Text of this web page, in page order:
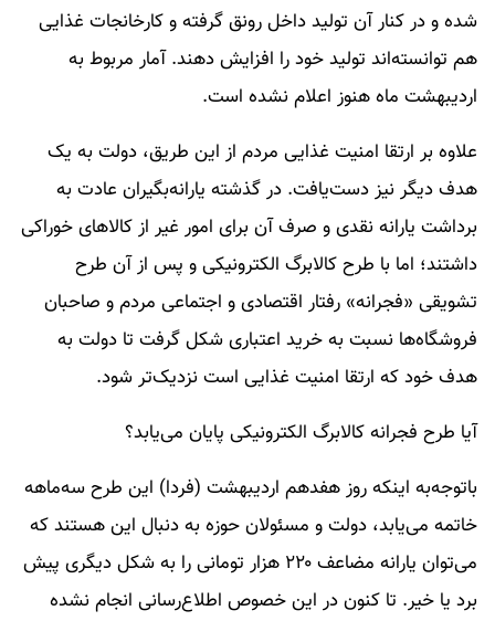
شده و در کنار آن تولید داخل رونق گرفته و کارخانجات غذایی
هم توانسته‌اند تولید خود را افزایش دهند. آمار مربوط به
اردیبهشت ماه هنوز اعلام نشده است.
علاوه بر ارتقا امنیت غذایی مردم از این طریق، دولت به یک
هدف دیگر نیز دست‌یافت. در گذشته یارانه‌بگیران عادت به
برداشت یارانه نقدی و صرف آن برای امور غیر از کالاهای خوراکی
داشتند؛ اما با طرح کالابرگ الکترونیکی و پس از آن طرح
تشویقی «فجرانه» رفتار اقتصادی و اجتماعی مردم و صاحبان
فروشگاه‌ها نسبت به خرید اعتباری شکل گرفت تا دولت به
هدف خود که ارتقا امنیت غذایی است نزدیک‌تر شود.
آیا طرح فجرانه کالابرگ الکترونیکی پایان می‌یابد؟
باتوجه‌به اینکه روز هفدهم اردیبهشت (فردا) این طرح سه‌ماهه
خاتمه می‌یابد، دولت و مسئولان حوزه به دنبال این هستند که
می‌توان یارانه مضاعف ۲۲۰ هزار تومانی را به شکل دیگری پیش
برد یا خیر. تا کنون در این خصوص اطلاع‌رسانی انجام نشده